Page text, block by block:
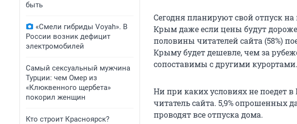
быть
«Смели гибриды Voyah». В
России возник дефицит
электромобилей
Самый сексуальный мужчина
Турции: чем Омер из
«Клюквенного щербета»
покорил женщин
Кто строит Красноярск?
Сегодня планируют свой отпуск
Крым даже если цены будут
половины читателей сайта (58%)
Крыму будет дешевле, чем за
сопоставимы с другими курортами.
Ни при каких условиях не
читатель сайта. 5,9% опрошенных
проводят все отпуска дома.